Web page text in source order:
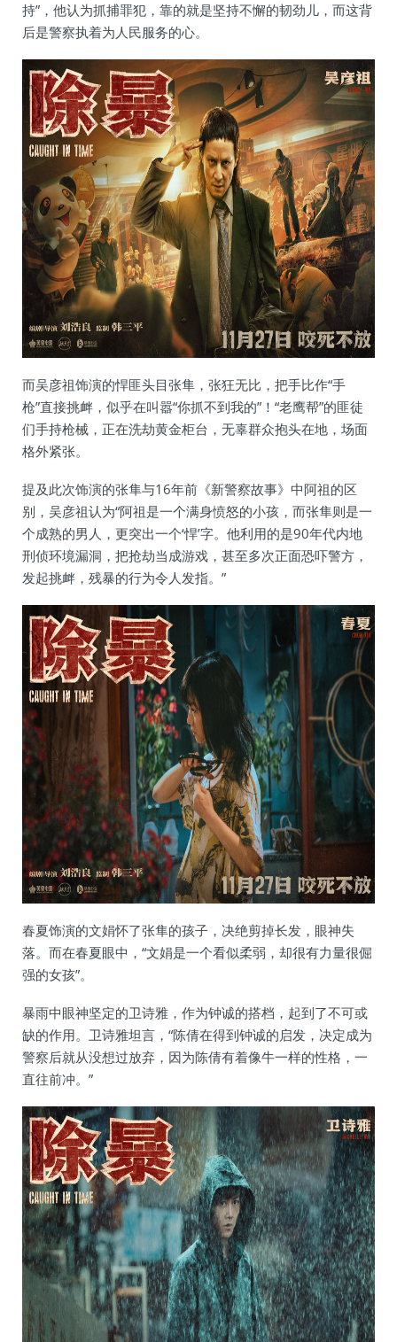
持”，他认为抓捕罪犯，靠的就是坚持不懈的韧劲儿，而这背
后是警察执着为人民服务的心。
而吴彦祖饰演的悍匪头目张隼，张狂无比，把手比作“手
枪”直接挑衅，似乎在叫嚣“你抓不到我的”！“老鹰帮”的匪徒
们手持枪械，正在洗劫黄金柜台，无辜群众抱头在地，场面
格外紧张。
提及此次饰演的张隼与16年前《新警察故事》中阿祖的区
别，吴彦祖认为“阿祖是一个满身愤怒的小孩，而张隼则是一
个成熟的男人，更突出一个‘悍’字。他利用的是90年代内地
刑侦环境漏洞，把抢劫当成游戏，甚至多次正面恐吓警方，
发起挑衅，残暴的行为令人发指。”
春夏饰演的文娟怀了张隼的孩子，决绝剪掉长发，眼神失
落。而在春夏眼中，“文娟是一个看似柔弱，却很有力量很倔
强的女孩”。
暴雨中眼神坚定的卫诗雅，作为钟诚的搭档，起到了不可或
缺的作用。卫诗雅坦言，“陈倩在得到钟诚的启发，决定成为
警察后就从没想过放弃，因为陈倩有着像牛一样的性格，一
直往前冲。”